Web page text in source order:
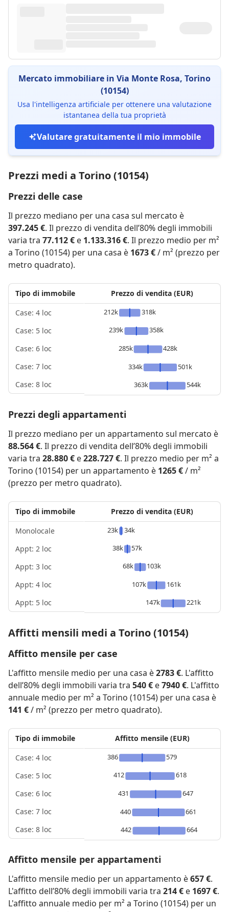
Mercato immobiliare in Via Monte Rosa, Torino
(10154)
Usa l'intelligenza artificiale per ottenere una valutazione
istantanea della tua proprietà
Valutare gratuitamente il mio immobile
Prezzi medi a Torino (10154)
Prezzi delle case
Il prezzo mediano per una casa sul mercato è
397.245 €. Il prezzo di vendita dell’80% degli immobili
varia tra 77.112 € e 1.133.316 €. Il prezzo medio per m²
a Torino (10154) per una casa è 1673 €/ m² (prezzo per
metro quadrato).
Tipo di immobile
Case: 4 loc
Case: 5 loc
Case: 6 loc
Case: 7 loc
Case: 8 loc
Prezzo di vendita (EUR)
212k
318k
239k
358k
285k
428k
334k
501k
363k
544k
Prezzi degli appartamenti
Il prezzo mediano per un appartamento sul mercato è
88.564 €. Il prezzo di vendita dell’80% degli immobili
varia tra 28.880 € e228.727 €. Il prezzo medio per m² a
Torino (10154) per un appartamento è 1265 €/ m²
(prezzo per metro quadrato).
Tipo di immobile
Monolocale
Appt: 2 loc
Appt: 3 loc
Appt: 4 loc
Appt: 5 loc
Prezzo di vendita (EUR)
23k
34k
38k
57k
68k
103k
107k
161k
147k
221k
Affitti mensili medi a Torino (10154)
Affitto mensile per case
L'affitto mensile medio per una casa è2783 €. L'affitto
dell’80% degli immobili varia tra 540 € e7940 €. L'affitto
annuale medio per m² a Torino (10154) per una casa è
141 €/ m² (prezzo per metro quadrato).
Tipo di immobile
Case: 4 loc
Case: 5 loc
Case: 6 loc
Case: 7 loc
Case: 8 loc
Affitto mensile (EUR)
386
579
412
618
431
647
440
661
442
664
Affitto mensile per appartamenti
L'affitto mensile medio per un appartamento è657 €.
L'affitto dell’80% degli immobili varia tra 214 € e 1697 €.
L'affitto annuale medio per m² a Torino (10154) per un